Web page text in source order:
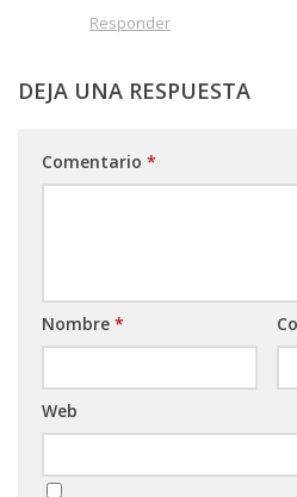
Responder
DEJA UNA RESPUESTA
Comentario *
Nombre *
Web